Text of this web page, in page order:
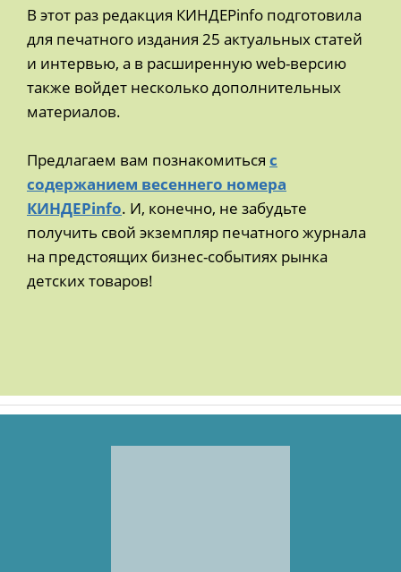
В этот раз редакция КИНДЕРinfo подготовила
для печатного издания 25 актуальных статей
и интервью, а в расширенную web-версию
также войдет несколько дополнительных
материалов.
Предлагаем вам познакомиться с
содержанием весеннего номера
КИНДЕРinfo. И, конечно, не забудьте
получить свой экземпляр печатного журнала
на предстоящих бизнес-событиях рынка
детских товаров!